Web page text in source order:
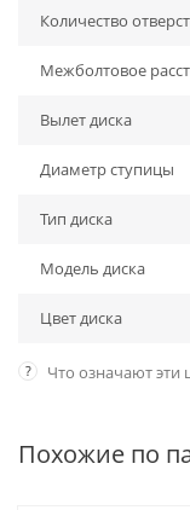
Количество
Межболтовое
Вылет диска
Диаметр ступицы
Тип диска
Модель диска
Цвет диска
? Что означают эти
Похожие по